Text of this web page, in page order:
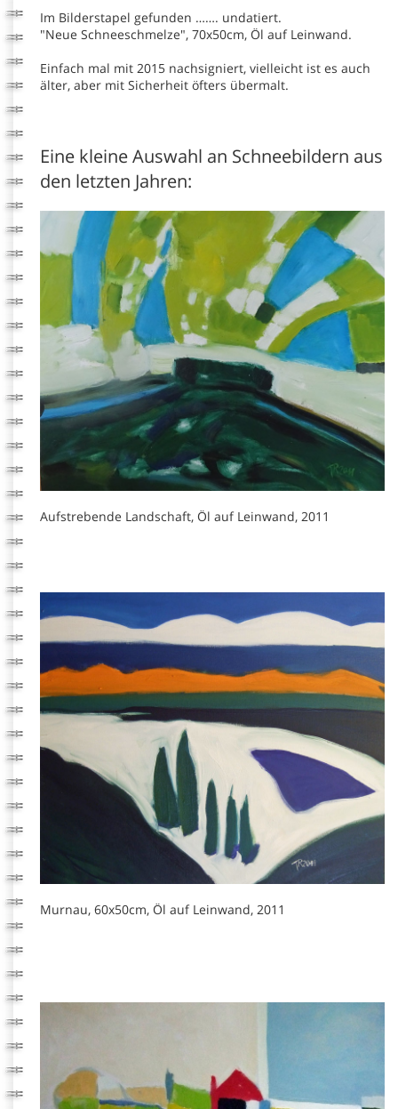
Im Bilderstapel gefunden ……. undatiert.
"Neue Schneeschmelze", 70x50cm, Öl auf Leinwand.
Einfach mal mit 2015 nachsigniert, vielleicht ist es auch
älter, aber mit Sicherheit öfters übermalt.
Eine kleine Auswahl an Schneebildern aus
den letzten Jahren:
Aufstrebende Landschaft, Öl auf Leinwand, 2011
Murnau, 60x50cm, Öl auf Leinwand, 2011